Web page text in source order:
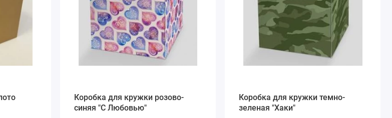
Коробка для кружки розово-
синяя "С Любовью"
Коробка для кружки темно-
зеленая "Хаки"